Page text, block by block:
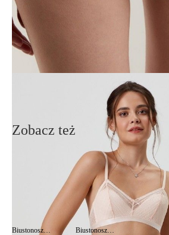
+48 500-503-636
info@conteshop.pl
Ten produkt nie ma pytań Możesz zadać
poniżej
Zadaj pytanie
Nowe pytanie
Zobacz też
Biustonosz push-up Vintage RB2085 Biustonosz balkonetka CONTE ELEGANT VINTAGE RB6089